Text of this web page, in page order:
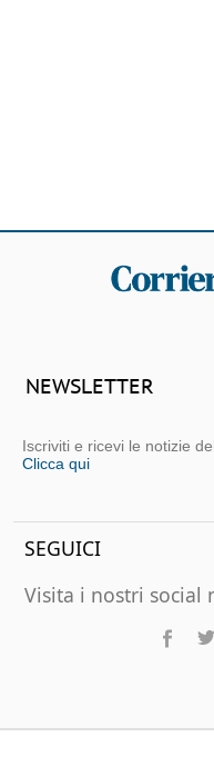
NEWSLETTER
Iscriviti e ricevi le notizie
Clicca qui
SEGUICI
Visita i nostri social